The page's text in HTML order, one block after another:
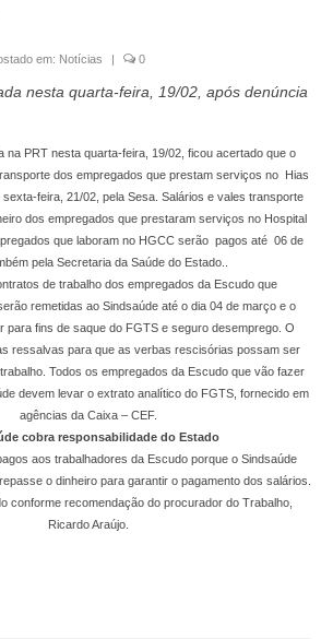
em: Notícias | 0
nesta quarta-feira, 19/02, após denúncia
na PRT nesta quarta-feira, 19/02, ficou acertado que o
dos empregados que prestam serviços no Hias
feira, 21/02, pela Sesa. Salários e vales transporte
dos empregados que prestaram serviços no Hospital
que laboram no HGCC serão pagos até 06 de
pela Secretaria da Saúde do Estado..
de trabalho dos empregados da Escudo que
remetidas ao Sindsaúde até o dia 04 de março e o
para fins de saque do FGTS e seguro desemprego. O
ressalvas para que as verbas rescisórias possam ser
Todos os empregados da Escudo que vão fazer
devem levar o extrato analítico do FGTS, fornecido em
agências da Caixa – CEF.
cobra responsabilidade do Estado
aos trabalhadores da Escudo porque o Sindsaúde
o dinheiro para garantir o pagamento dos salários.
conforme recomendação do procurador do Trabalho,
Ricardo Araújo.